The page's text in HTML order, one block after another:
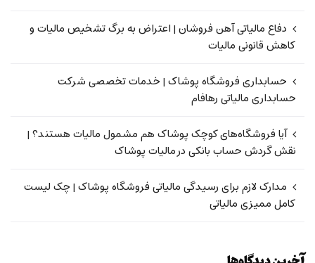
دفاع مالیاتی آهن فروشان | اعتراض به برگ تشخیص مالیات و
کاهش قانونی مالیات
حسابداری فروشگاه پوشاک | خدمات تخصصی شرکت
حسابداری مالیاتی رهافام
آیا فروشگاه‌های کوچک پوشاک هم مشمول مالیات هستند؟ |
نقش گردش حساب بانکی در مالیات پوشاک
مدارک لازم برای رسیدگی مالیاتی فروشگاه پوشاک | چک لیست
کامل ممیزی مالیاتی